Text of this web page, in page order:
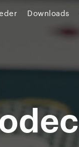
Downloads